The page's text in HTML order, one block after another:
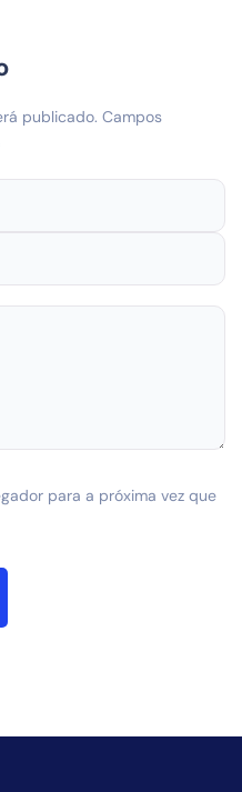
publicado. Campos
para a próxima vez que